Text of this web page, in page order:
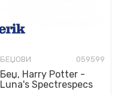
БЕЏОВИ 059599
Беџ, Harry Potter -
Luna's Spectrespecs